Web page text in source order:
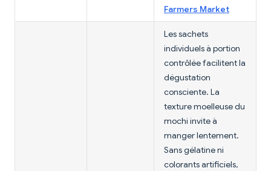
Farmers Market
Les sachets
individuels à portion
contrôlée facilitent la
dégustation
consciente. La
texture moelleuse du
mochi invite à
manger lentement.
Sans gélatine ni
colorants artificiels,